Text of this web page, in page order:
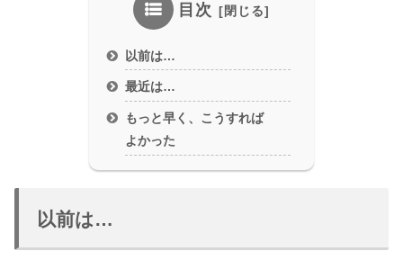
目次
以前は…
最近は…
もっと早く、こうすれば
よかった
以前は…